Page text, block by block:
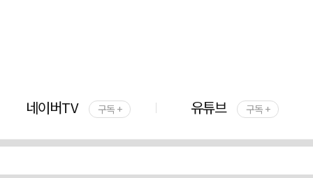
네이버TV 구독 + 유튜브 구독 +